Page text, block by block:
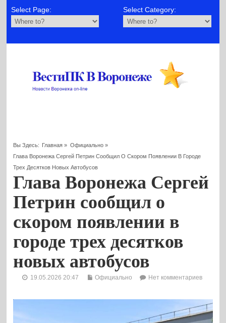
Select Page: Select Category:
Вы Здесь: Главная » Официально»
Глава Воронежа Сергей Петрин Сообщил О Скором Появлении В Городе
Трех Десятков Новых Автобусов
Глава Воронежа Сергей
Петрин сообщил о
скором появлении в
городе трех десятков
новых автобусов
19.05.2026 20:47 Официально Нет комментариев